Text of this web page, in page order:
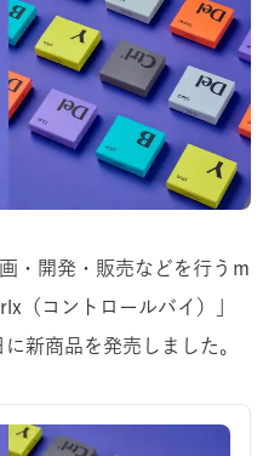
・開発・販売などを行うｍ
（コントロールバイ）」
新商品を発売しました。